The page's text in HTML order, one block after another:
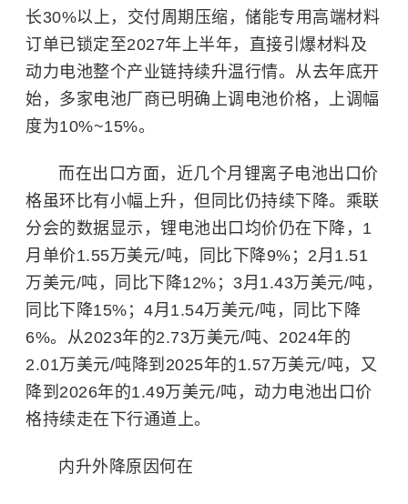
长30%以上，交付周期压缩，储能专用高端材料
订单已锁定至2027年上半年，直接引爆材料及
动力电池整个产业链持续升温行情。从去年底开
始，多家电池厂商已明确上调电池价格，上调幅
度为10%~15%。
而在出口方面，近几个月锂离子电池出口价
格虽环比有小幅上升，但同比仍持续下降。乘联
分会的数据显示，锂电池出口均价仍在下降，1
月单价1.55万美元/吨，同比下降9%；2月1.51
万美元/吨，同比下降12%；3月1.43万美元/吨，
同比下降15%；4月1.54万美元/吨，同比下降
6%。从2023年的2.73万美元/吨、2024年的
2.01万美元/吨降到2025年的1.57万美元/吨，又
降到2026年的1.49万美元/吨，动力电池出口价
格持续走在下行通道上。
内升外降原因何在